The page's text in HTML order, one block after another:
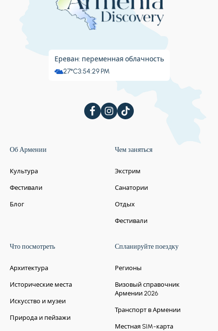
Ереван: переменная облачность
27°C3:54:30 PM
Об Армении
Культура
Фестивали
Блог
Чем заняться
Экстрим
Санатории
Отдых
Фестивали
Что посмотреть
Архитектура
Исторические места
Искусство и музеи
Природа и пейзажи
Спланируйте поездку
Регионы
Визовый справочник
Армении 2026
Транспорт в Армении
Местная SIM-карта